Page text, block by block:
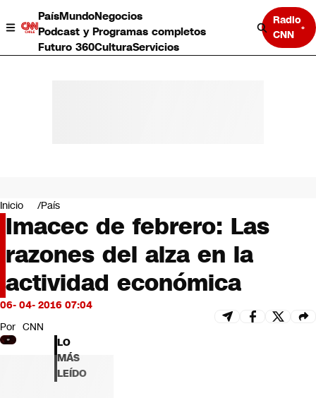
PaísMundoNegocios
Podcast y Programas completos
Futuro 360CulturaServicios
Radio
CNN
Negocios
Deportes
Programas completos
Cultura
Servicios
Bits
CNN tiempo
Futuro 360
Opinión
Inicio País
Imacec de febrero: Las
razones del alza en la
actividad económica
06- 04- 2016 07:04
Por CNN
LO
MÁS
LEÍDO